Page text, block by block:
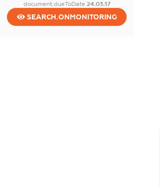
document.dueToDate 24.03.17
SEARCH.ONMONITORING